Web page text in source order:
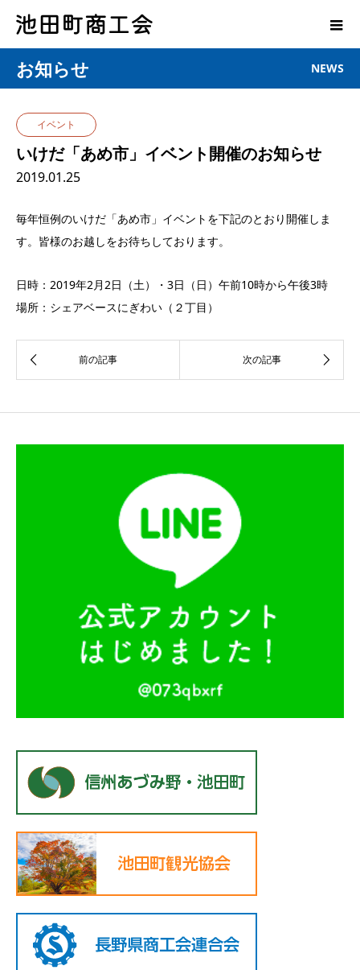
お知らせ NEWS
イベント
いけだ「あめ市」イベント開催のお知らせ
2019.01.25
毎年恒例のいけだ「あめ市」イベントを下記のとおり開催しま
す。皆様のお越しをお待ちしております。
日時：2019年2月2日（土）・3日（日）午前10時から午後3時
場所：シェアベースにぎわい（２丁目）